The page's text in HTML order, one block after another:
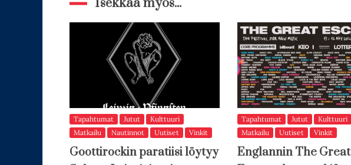
Tsekkaa myös...
Tapahtumat Jutut
Kulttuuri
Matkailu
Nautinnot Uutiset Vinkit
Goottirockin paratiisi löytyy
Tapahtumat Jutut
Kulttuuri
Matkailu
Uutiset Vinkit
Englannin The Great